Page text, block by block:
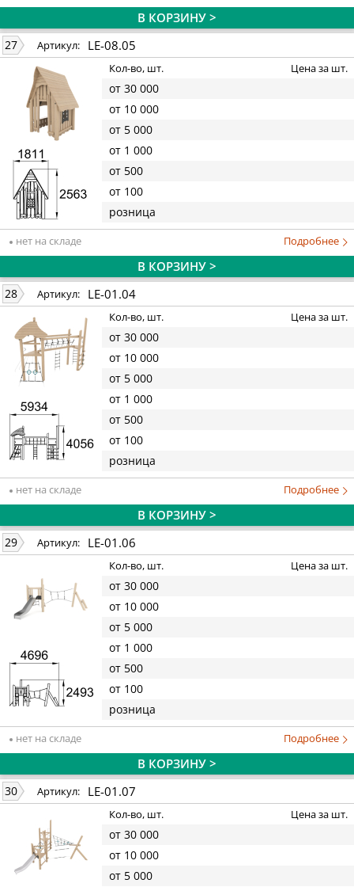
В КОРЗИНУ >
27 Артикул: LE-08.05
Кол-во, шт. Цена за шт.
от 30 000
от 10 000
от 5 000
от 1 000
от 500
от 100
розница
нет на складе Подробнее
В КОРЗИНУ >
28 Артикул: LE-01.04
Кол-во, шт. Цена за шт.
от 30 000
от 10 000
от 5 000
от 1 000
от 500
от 100
розница
нет на складе Подробнее
В КОРЗИНУ >
29 Артикул: LE-01.06
Кол-во, шт. Цена за шт.
от 30 000
от 10 000
от 5 000
от 1 000
от 500
от 100
розница
нет на складе Подробнее
В КОРЗИНУ >
30 Артикул: LE-01.07
Кол-во, шт. Цена за шт.
от 30 000
от 10 000
от 5 000